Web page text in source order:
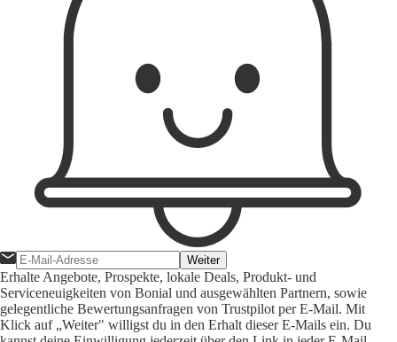
Weiter
Erhalte Angebote, Prospekte, lokale Deals, Produkt- und
Serviceneuigkeiten von Bonial und ausgewählten Partnern, sowie
gelegentliche Bewertungsanfragen von Trustpilot per E-Mail. Mit
Klick auf „Weiter" willigst du in den Erhalt dieser E-Mails ein. Du